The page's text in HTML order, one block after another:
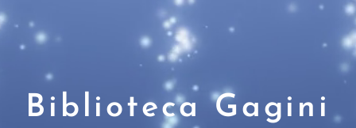
Biblioteca Gagini